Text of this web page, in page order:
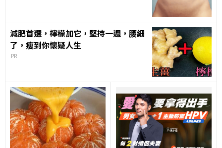
減肥首選，檸檬加它，堅持一週，腰細
了，瘦到你懷疑人生
PR